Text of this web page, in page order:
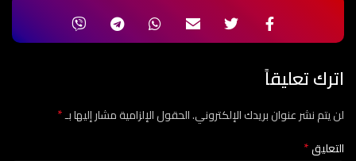
اترك تعليقاً
لن يتم نشر عنوان بريدك الإلكتروني.الحقول الإلزامية مشار إليها بـ*
التعليق*